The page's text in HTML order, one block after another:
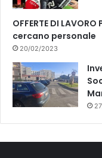
OFFERTE DI
cercano personale
20/02/2023